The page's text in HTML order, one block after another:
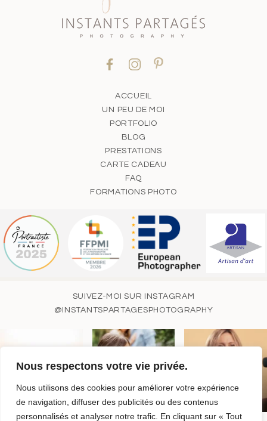
Nous respectons votre vie privée.
Nous utilisons des cookies pour améliorer votre expérience
de navigation, diffuser des publicités ou des contenus
personnalisés et analyser notre trafic. En cliquant sur « Tout
ACCUEIL
UN PEU DE MOI
PORTFOLIO
BLOG
PRESTATIONS
CARTE CADEAU
FAQ
FORMATIONS PHOTO
SUIVEZ-MOI SUR INSTAGRAM
@INSTANTSPARTAGESPHOTOGRAPHY